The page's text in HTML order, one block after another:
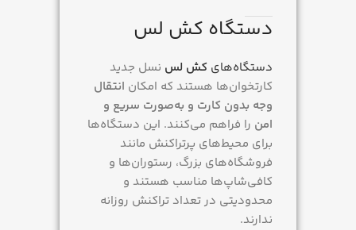
دستگاه کش لس
دستگاه‌های کش لس نسل جدید
کارتخوان‌ها هستند که امکان انتقال
وجه بدون کارت و به‌صورت سریع و
امن را فراهم می‌کنند. این دستگاه‌ها
برای محیط‌های پرتراکنش مانند
فروشگاه‌های بزرگ، رستوران‌ها و
کافی‌شاپ‌ها مناسب هستند و
محدودیتی در تعداد تراکنش روزانه
ندارند.